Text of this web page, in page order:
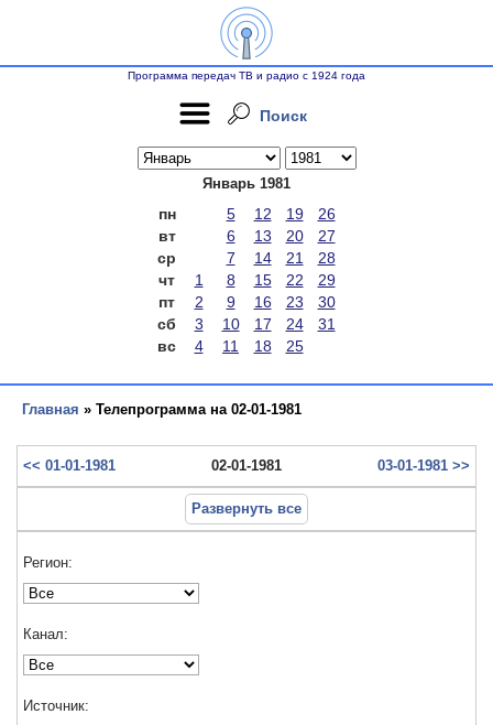
Программа передач ТВ и радио с 1924 года
Поиск
Январь 1981
пн 5 12 19
26
вт
6 13 20
27
ср
7 14 21
28
чт
1 8 15 22
29
пт
2 9 16 23
30
сб
3 10 17 24
31
вс
4 11 18 25
Главная » Телепрограмма на 02-01-1981
<< 01-01-1981 02-01-1981 03-01-1981 >>
Развернуть все
Регион:
Канал:
Источник: